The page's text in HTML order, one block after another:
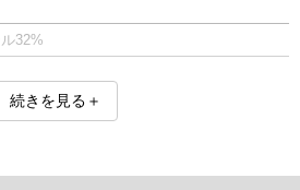
32%
続きを見る＋